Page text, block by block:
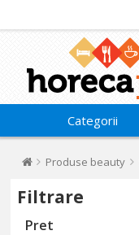
Categorii
Produse beauty
Filtrare
Pret